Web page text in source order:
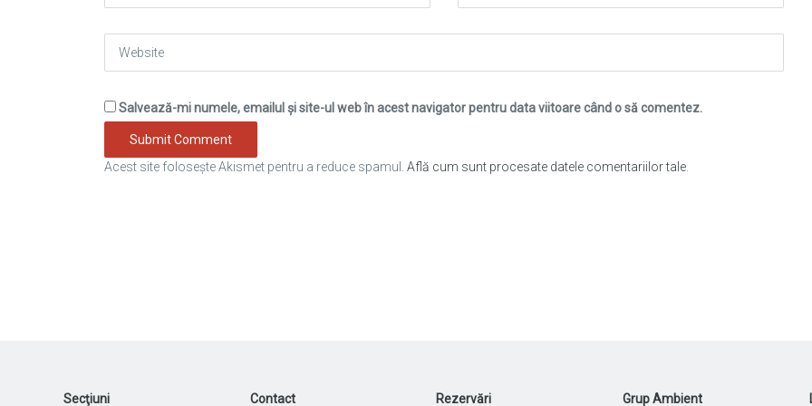
Salvează-mi numele, emailul și site-ul web în acest navigator pentru data viitoare când o să comentez.
Acest site folosește Akismet pentru a reduce spamul. Află cum sunt procesate datele comentariilor tale
Secţiuni Contact Rezervări Grup Ambient